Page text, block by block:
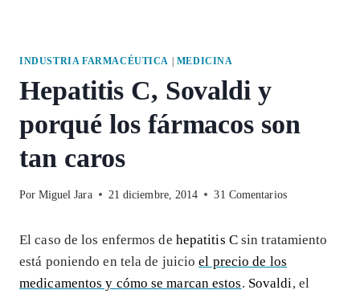
INDUSTRIA FARMACÉUTICA MEDICINA
Hepatitis C, Sovaldi y
porqué los fármacos son
tan caros
Por Miguel Jara 21 diciembre, 2014 31 Comentarios
El caso de los enfermos de hepatitis Csin tratamiento
está poniendo en tela de juicioel precio de los
medicamentos y cómo se marcan estos. Sovaldi , el